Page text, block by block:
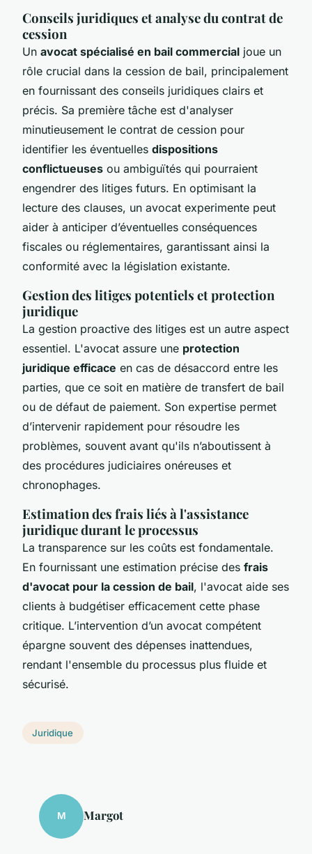
Conseils juridiques et analyse du contrat de
cession
Un avocat spécialisé en bail commercial joue un
rôle crucial dans la cession de bail, principalement
en fournissant des conseils juridiques clairs et
précis. Sa première tâche est d'analyser
minutieusement le contrat de cession pour
identifier les éventuelles dispositions
conflictueuses ou ambiguïtés qui pourraient
engendrer des litiges futurs. En optimisant la
lecture des clauses, un avocat experimente peut
aider à anticiper d’éventuelles conséquences
fiscales ou réglementaires, garantissant ainsi la
conformité avec la législation existante.
Gestion des litiges potentiels et protection
juridique
La gestion proactive des litiges est un autre aspect
essentiel. L'avocat assure une protection
juridique efficace en cas de désaccord entre les
parties, que ce soit en matière de transfert de bail
ou de défaut de paiement. Son expertise permet
d’intervenir rapidement pour résoudre les
problèmes, souvent avant qu'ils n’aboutissent à
des procédures judiciaires onéreuses et
chronophages.
Estimation des frais liés à l'assistance
juridique durant le processus
La transparence sur les coûts est fondamentale.
En fournissant une estimation précise des frais
d'avocat pour la cession de bail, l'avocat aide ses
clients à budgétiser efficacement cette phase
critique. L’intervention d’un avocat compétent
épargne souvent des dépenses inattendues,
rendant l'ensemble du processus plus fluide et
sécurisé.
Juridique
M Margot